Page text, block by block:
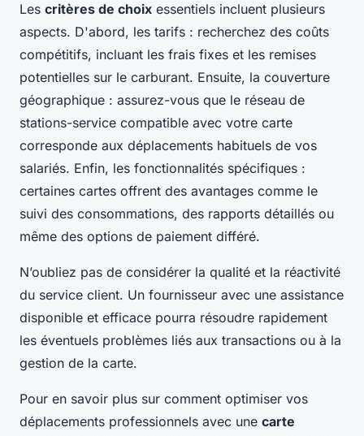
Les critères de choix essentiels incluent plusieurs
aspects. D'abord, les tarifs : recherchez des coûts
compétitifs, incluant les frais fixes et les remises
potentielles sur le carburant. Ensuite, la couverture
géographique : assurez-vous que le réseau de
stations-service compatible avec votre carte
corresponde aux déplacements habituels de vos
salariés. Enfin, les fonctionnalités spécifiques :
certaines cartes offrent des avantages comme le
suivi des consommations, des rapports détaillés ou
même des options de paiement différé.
N’oubliez pas de considérer la qualité et la réactivité
du service client. Un fournisseur avec une assistance
disponible et efficace pourra résoudre rapidement
les éventuels problèmes liés aux transactions ou à la
gestion de la carte.
Pour en savoir plus sur comment optimiser vos
déplacements professionnels avec une carte